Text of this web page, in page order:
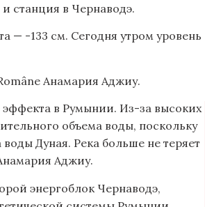
станция в Чернаводэ.
— -133 см. Сегодня утром уровень
Анамария Аджиу.
эффекта в Румынии. Из-за высоких
объема воды, поскольку
Дуная. Река больше не теряет
Аджиу.
энергоблок Чернаводэ,